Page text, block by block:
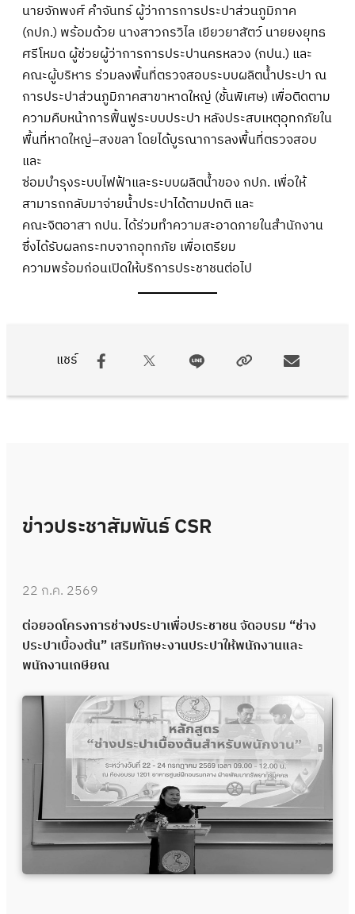
แชร์
นายจักพงศ์ คำจันทร์ ผู้ว่าการการประปาส่วนภูมิภาค
(กปภ.) พร้อมด้วย นางสาวกรวิไล เยียวยาสัตว์ นายยงยุทธ
ศรีโหมด ผู้ช่วยผู้ว่าการการประปานครหลวง (กปน.) และ
คณะผู้บริหาร ร่วมลงพื้นที่ตรวจสอบระบบผลิตน้ำประปา ณ
การประปาส่วนภูมิภาคสาขาหาดใหญ่ (ชั้นพิเศษ) เพื่อติดตาม
ความคืบหน้าการฟื้นฟูระบบประปา หลังประสบเหตุอุทกภัยใน
พื้นที่หาดใหญ่–สงขลา โดยได้บูรณาการลงพื้นที่ตรวจสอบ
และ
ซ่อมบำรุงระบบไฟฟ้าและระบบผลิตน้ำของ กปภ. เพื่อให้
สามารถกลับมาจ่ายน้ำประปาได้ตามปกติ และ
คณะจิตอาสา กปน. ได้ร่วมทำความสะอาดภายในสำนักงาน
ซึ่งได้รับผลกระทบจากอุทกภัย เพื่อเตรียม
ความพร้อมก่อนเปิดให้บริการประชาชนต่อไป
ข่าวประชาสัมพันธ์ CSR
22 ก.ค. 2569
ต่อยอดโครงการช่างประปาเพื่อประชาชน จัดอบรม “ช่าง
ประปาเบื้องต้น” เสริมทักษะงานประปาให้พนักงานและ
พนักงานเกษียณ